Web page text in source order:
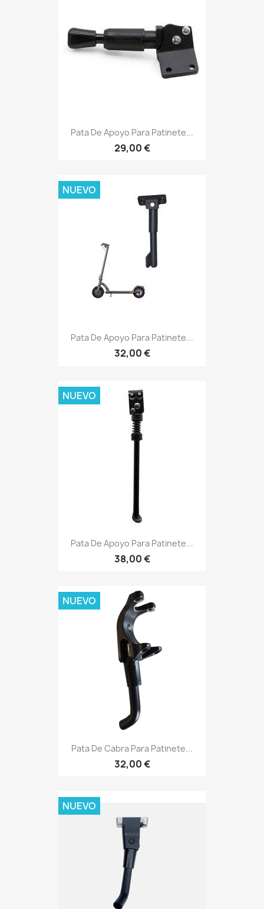
Pata De Apoyo Para Patinete...
29,00 €
Pata De Apoyo Para Patinete...
32,00 €
NUEVO
Pata De Apoyo Para Patinete...
38,00 €
NUEVO
Pata De Cabra Para Patinete...
32,00 €
NUEVO
NUEVO